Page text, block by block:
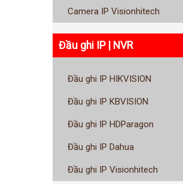
Camera IP Visionhitech
Đầu ghi IP | NVR
Đầu ghi IP HIKVISION
Đầu ghi IP KBVISION
Đầu ghi IP HDParagon
Đầu ghi IP Dahua
Đầu ghi IP Visionhitech